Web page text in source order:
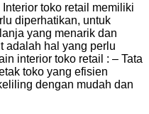
toko retail memiliki
diperhatikan, untuk
yang menarik dan
adalah hal yang perlu
interior toko retail : – Tata
toko yang efisien
dengan mudah dan